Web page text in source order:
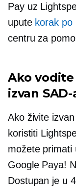
Pay uz
upute korak po
centru za
Ako
izvan SAD-
Ako živite
koristiti
možete primati
Google Paya!
Dostupan je u